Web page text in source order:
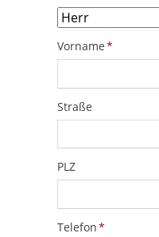
Pflichtfeld
Vorname*
Straße
PLZ
Pflichtfeld
Telefon*